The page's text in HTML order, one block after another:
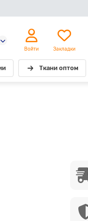
Войти Закладки
Ткани оптом